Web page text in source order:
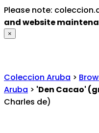
Please note:
and website
×
Coleccion Aruba >
Aruba > 'Den Cacao'
Charles de)